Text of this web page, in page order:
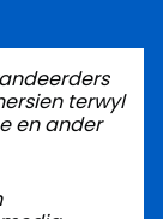
terwyl
en ander